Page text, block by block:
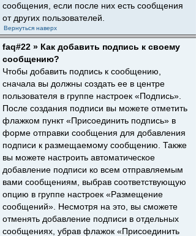
сообщения, если после них есть сообщения
от других пользователей.
Вернуться наверх
faq#22 » Как добавить подпись к своему
сообщению?
Чтобы добавить подпись к сообщению,
сначала вы должны создать ее в центре
пользователя в группе настроек «Подпись».
После создания подписи вы можете отметить
флажком пункт «Присоединить подпись» в
форме отправки сообщения для добавления
подписи к размещаемому сообщению. Также
вы можете настроить автоматическое
добавление подписи ко всем отправляемым
вами сообщениям, выбрав соответствующую
опцию в группе настроек «Размещение
сообщений». Несмотря на это, вы сможете
отменять добавление подписи в отдельных
сообщениях, убрав флажок «Присоединить